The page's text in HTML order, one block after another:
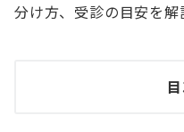
分け方、受診の目安を解